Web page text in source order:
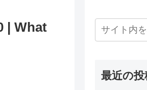
| What
最近の投